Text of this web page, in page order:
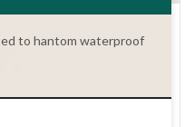
to hantom waterproof